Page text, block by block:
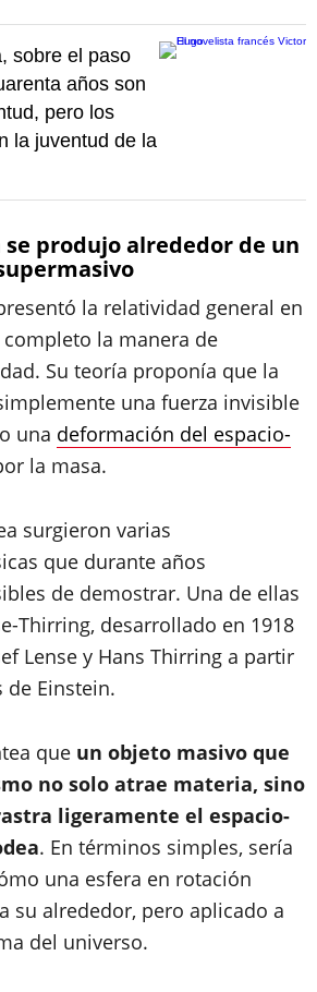
sobre el paso
años son
pero los
la juventud de la
se produjo alrededor de un
la relatividad general en
la manera de
Su teoría proponía que la
una fuerza invisible
una deformación del espacio-
la masa.
surgieron varias
que durante años
de demostrar. Una de ellas
Thirring, desarrollado en 1918
Lense y Hans Thirring a partir
de Einstein.
que un objeto masivo que
no solo atrae materia, sino
ligeramente el espacio-
. En términos simples, sería
una esfera en rotación
su alrededor, pero aplicado a
del universo.